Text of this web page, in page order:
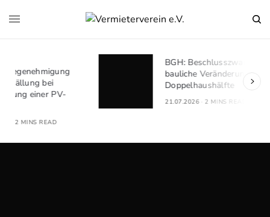
BGH: Beschlusszwang für
bauliche Veränderungen bei
2 MINS READ